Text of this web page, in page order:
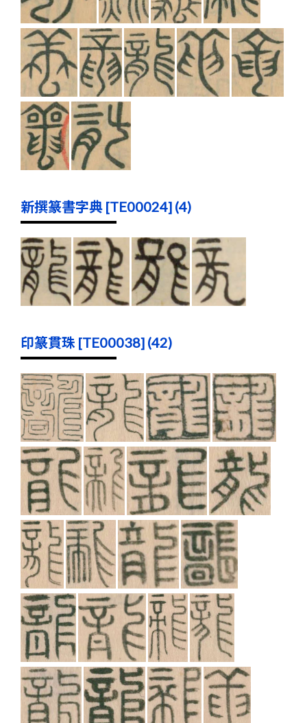
新撰篆書字典 [TE00024] (4)
印篆貫珠 [TE00038] (42)